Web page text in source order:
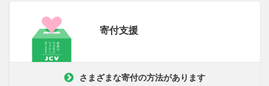
寄付支援
さまざまな寄付の方法があります